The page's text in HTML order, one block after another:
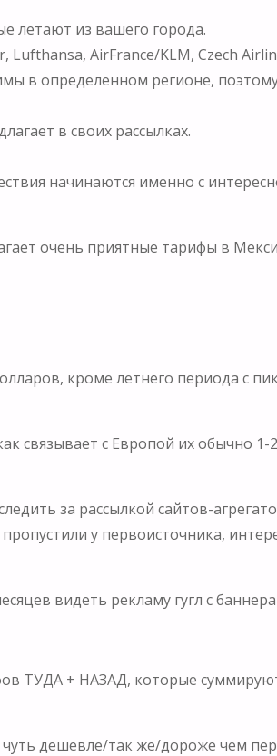
летают из вашего города.
AirFrance/KLM, Czech
определенном регионе, поэтому
в своих рассылках.
начинаются именно с
очень приятные тарифы в
кроме летнего периода с
связывает с Европой их обычно 1-
за рассылкой сайтов-
у первоисточника,
видеть рекламу гугл с
ТУДА + НАЗАД, которые
дешевле/так же/дороже чем